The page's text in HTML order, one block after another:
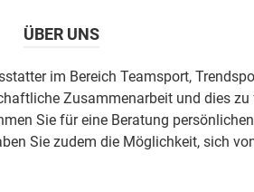
ÜBER UNS
im Bereich Teamsport,
Zusammenarbeit und dies zu
Sie für eine Beratung
Sie zudem die Möglichkeit, sich